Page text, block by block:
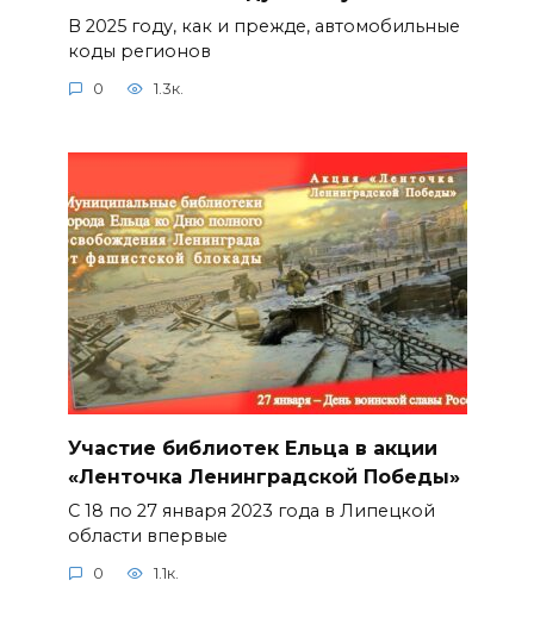
В 2025 году, как и прежде, автомобильные
коды регионов
0 1.3к.
Участие библиотек Ельца в акции
«Ленточка Ленинградской Победы»
С 18 по 27 января 2023 года в Липецкой
области впервые
0 1.1к.